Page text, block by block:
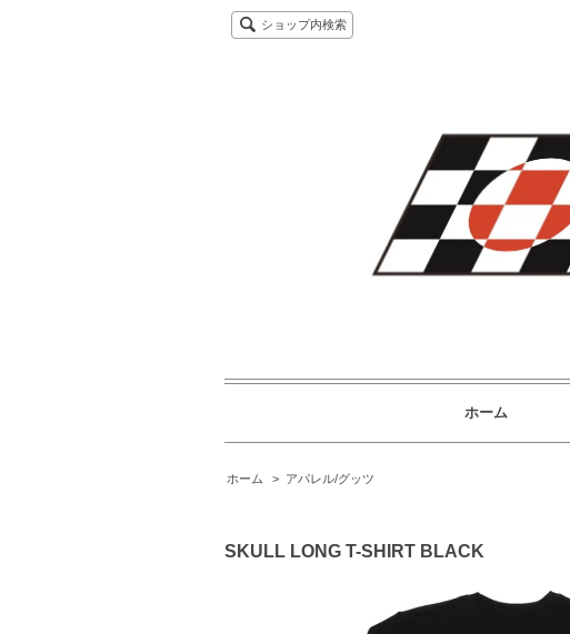
ショップ内検索
ホーム
ホーム > アパレル/グッツ
SKULL LONG T-SHIRT BLACK